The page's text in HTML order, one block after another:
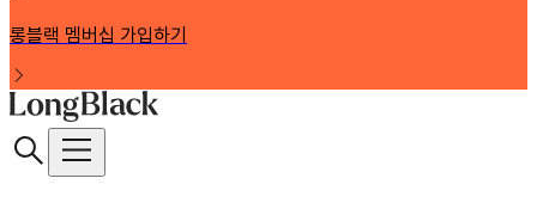
롱블랙 멤버십 가입하기